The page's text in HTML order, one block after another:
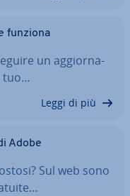
funziona
un ag­gior­na­
tuo…
Leggi di più
Adobe
Sul web sono